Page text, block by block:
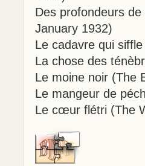
Des profondeurs
January 1932)
Le cadavre qui
La chose des
Le moine noir (The
Le mangeur de
Le cœur flétri (The